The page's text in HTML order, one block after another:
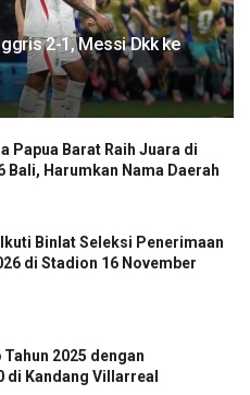
2-1, Messi Dkk ke
Papua Barat Raih Juara di
Bali, Harumkan Nama Daerah
Binlat Seleksi Penerimaan
di Stadion 16 November
2025 dengan
di Kandang Villarreal